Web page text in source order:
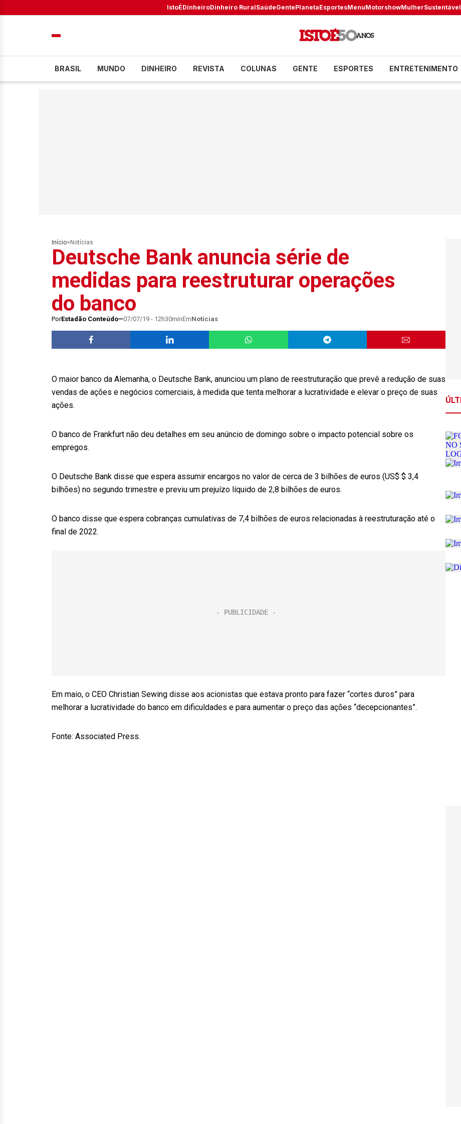
IstoÉDinheiroDinheiro RuralSaúdeGentePlanetaEsportesMenuMotorshowMulherSustentável
BRASIL MUNDO DINHEIRO REVISTA COLUNAS GENTE ESPORTES ENTRETENIMENTO
Início> Notícias
Deutsche Bank anuncia série de
medidas para reestruturar operações
do banco
PorEstadão Conteúdo 07/07/19 - 12h30minEmNotícias
O maior banco da Alemanha, o Deutsche Bank, anunciou um plano de reestruturação que prevê a redução de suas
vendas de ações e negócios comerciais, à medida que tenta melhorar a lucratividade e elevar o preço de suas
ações.
O banco de Frankfurt não deu detalhes em seu anúncio de domingo sobre o impacto potencial sobre os
empregos.
O Deutsche Bank disse que espera assumir encargos no valor de cerca de 3 bilhões de euros (US$ $ 3,4
bilhões) no segundo trimestre e previu um prejuízo líquido de 2,8 bilhões de euros.
O banco disse que espera cobranças cumulativas de 7,4 bilhões de euros relacionadas à reestruturação até o
final de 2022.
Em maio, o CEO Christian Sewing disse aos acionistas que estava pronto para fazer “cortes duros” para
melhorar a lucratividade do banco em dificuldades e para aumentar o preço das ações “decepcionantes”.
Fonte: Associated Press.